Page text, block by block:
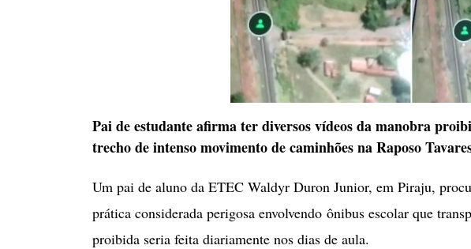
Pai de estudante afirma ter diversos vídeos da manobra
trecho de intenso movimento de caminhões na Raposo
Um pai de aluno da ETEC Waldyr Duron Junior, em Piraju,
prática considerada perigosa envolvendo ônibus escolar que
proibida seria feita diariamente nos dias de aula.